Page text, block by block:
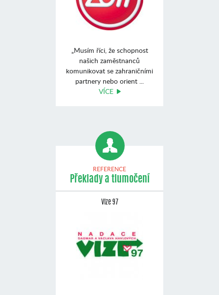
„Musím říci, že schopnost
našich zaměstnanců
komunikovat se zahraničními
partnery nebo orient ...
VÍCE
REFERENCE
Překlady a tlumočení
Vize 97